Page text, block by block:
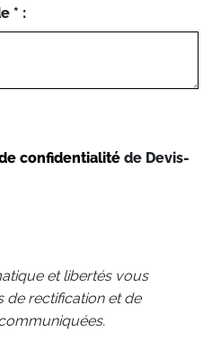
* :
confidentialité de Devis-
et libertés vous
de rectification et de